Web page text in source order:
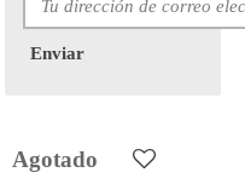
Enviar
Agotado